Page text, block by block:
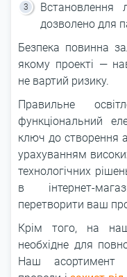
Встановлення
дозволено для
Безпека повинна
якому проекті —
не вартий ризику.
Правильне
функціональний
ключ до створення
урахуванням
технологічних
в інтернет-
перетворити ваш
Крім того, на
необхідне для
Наш асортимент